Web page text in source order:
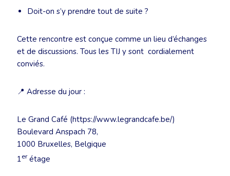
Doit-on s’y prendre tout de suite ?
Cette rencontre est conçue comme un lieu d’échanges
et de discussions. Tous les TIJ y sont cordialement
conviés.
📍 Adresse du jour :
Le Grand Café (https://www.legrandcafe.be/)
Boulevard Anspach 78,
1000 Bruxelles, Belgique
1erétage